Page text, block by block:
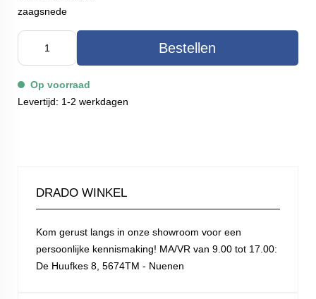
zaagsnede
Bestellen
Op voorraad
Levertijd: 1-2 werkdagen
DRADO WINKEL
Kom gerust langs in onze showroom voor een
persoonlijke kennismaking! MA/VR van 9.00 tot 17.00:
De Huufkes 8, 5674TM - Nuenen